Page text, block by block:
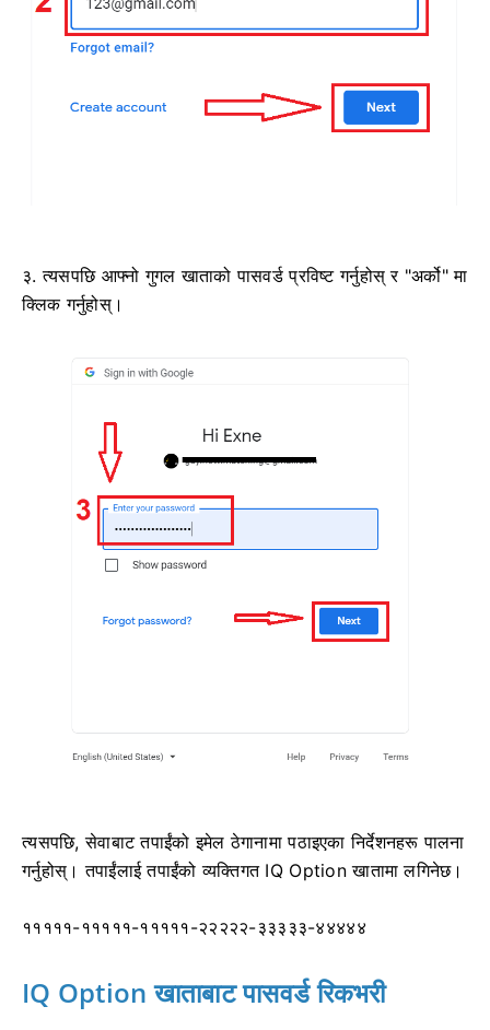
३. त्यसपछि आफ्नो गुगल खाताको पासवर्ड प्रविष्ट गर्नुहोस् र "अर्को" मा
क्लिक गर्नुहोस्।
त्यसपछि, सेवाबाट तपाईंको इमेल ठेगानामा पठाइएका निर्देशनहरू पालना
गर्नुहोस्। तपाईंलाई तपाईंको व्यक्तिगत IQ Option खातामा लगिनेछ।
१११११-१११११-१११११-२२२२२-३३३३३-४४४४४
IQ Option खाताबाट पासवर्ड रिकभरी